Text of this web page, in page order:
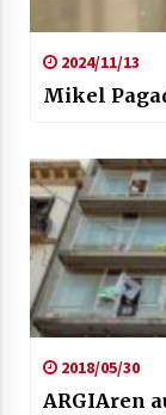
2024/11/13
Mikel
2018/05/30
ARGIAren